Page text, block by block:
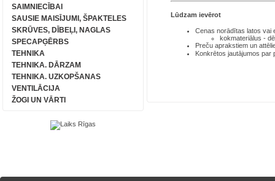
SAIMNIECĪBAI
SAUSIE MAISĪJUMI, ŠPAKTELES
SKRŪVES, DĪBEĻI, NAGLAS
SPECAPĢĒRBS
TEHNIKA
TEHNIKA. DĀRZAM
TEHNIKA. UZKOPŠANAS
VENTILĀCIJA
ŽOGI UN VĀRTI
Lūdzam ievērot
Cenas norādītas latos vai
kokmateriālus -
Preču aprakstiem un
Konkrētos jautājumos